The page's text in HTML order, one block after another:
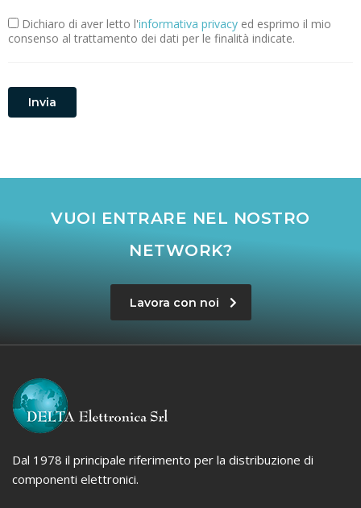
Dichiaro di aver letto l'informativa privacy ed esprimo il mio
consenso al trattamento dei dati per le finalità indicate.
VUOI ENTRARE NEL NOSTRO
NETWORK?
Lavora con noi
Dal 1978 il principale riferimento per la distribuzione di
componenti elettronici.